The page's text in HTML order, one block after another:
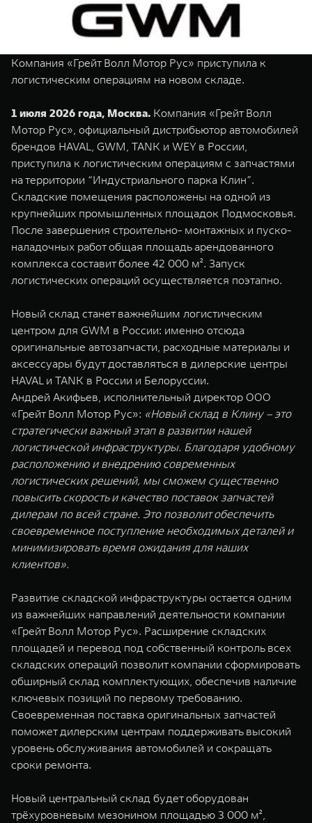
TANK 500
от 6 499 000 ₽ от 10 199
WEY 07
Расширяя границы комфорта
от 6 149 000 ₽ от 5 699
WEY 80
Масштаб возможностей
от 6 449 000 ₽
WEY 80
Масштаб
от 8 099
TANK Финансы
Корпоративным клиентам
TANK ФИНАНСЫ
TANK Лизинг
TANK Страхование
Специальные предложения
Моторные масла
Цифровые сервисы TANK
Подписки
Компания «Грейт Волл Мотор Рус» приступила к
логистическим операциям на новом складе.
1 июля 2026 года, Москва. Компания «Грейт Волл
Мотор Рус», официальный дистрибьютор автомобилей
брендов HAVAL, GWM, TANK и WEY в России,
приступила к логистическим операциям с запчастями
на территории “Индустриального парка Клин”.
Складские помещения расположены на одной из
крупнейших промышленных площадок Подмосковья.
После завершения строительно- монтажных и пуско-
наладочных работ общая площадь арендованного
комплекса составит более 42 000 м². Запуск
логистических операций осуществляется поэтапно.
Новый склад станет важнейшим логистическим
центром для GWM в России: именно отсюда
оригинальные автозапчасти, расходные материалы и
аксессуары будут доставляться в дилерские центры
HAVAL и TANK в России и Белоруссии.
Андрей Акифьев, исполнительный директор ООО
«Грейт Волл Мотор Рус»: «Новый склад в Клину – это
стратегически важный этап в развитии нашей
логистической инфраструктуры. Благодаря удобному
расположению и внедрению современных
логистических решений, мы сможем существенно
повысить скорость и качество поставок запчастей
дилерам по всей стране. Это позволит обеспечить
своевременное поступление необходимых деталей и
минимизировать время ожидания для наших
клиентов».
Развитие складской инфраструктуры остается одним
из важнейших направлений деятельности компании
«Грейт Волл Мотор Рус». Расширение складских
площадей и перевод под собственный контроль всех
складских операций позволит компании сформировать
обширный склад комплектующих, обеспечив наличие
ключевых позиций по первому требованию.
Своевременная поставка оригинальных запчастей
поможет дилерским центрам поддерживать высокий
уровень обслуживания автомобилей и сокращать
сроки ремонта.
Новый центральный склад будет оборудован
трёхуровневым мезонином площадью 3 000 м²,